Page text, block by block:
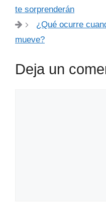
te sorprenderán
¿Qué ocurre
mueve?
Deja un